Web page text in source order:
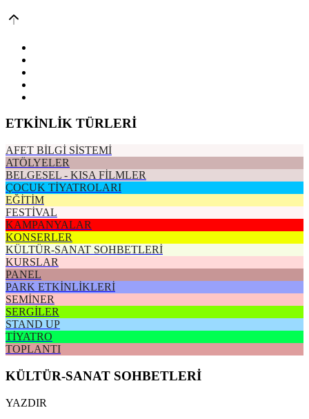
ETKİNLİK TÜRLERİ
AFET BİLGİ SİSTEMİ
ATÖLYELER
BELGESEL - KISA FİLMLER
ÇOCUK TİYATROLARI
EĞİTİM
FESTİVAL
KAMPANYALAR
KONSERLER
KÜLTÜR-SANAT SOHBETLERİ
KURSLAR
PANEL
PARK ETKİNLİKLERİ
SEMİNER
SERGİLER
STAND UP
TİYATRO
TOPLANTI
KÜLTÜR-SANAT SOHBETLERİ
YAZDIR